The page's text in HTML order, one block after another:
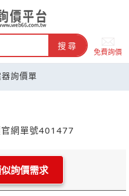
搜尋
免費詢價
詢價單
網單號401477
詢價需求